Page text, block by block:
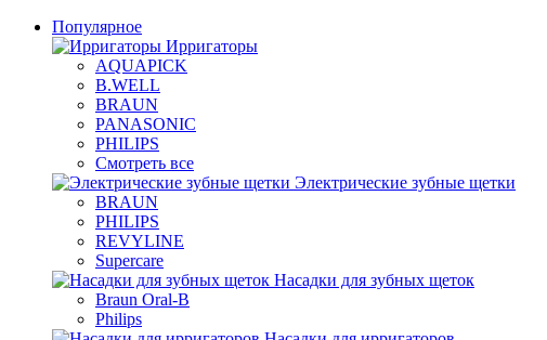
Популярное
Ирригаторы
AQUAPICK
B.WELL
BRAUN
PANASONIC
PHILIPS
Смотреть все
Электрические зубные щетки
BRAUN
PHILIPS
REVYLINE
Supercare
Насадки для зубных щеток
Braun Oral-B
Philips